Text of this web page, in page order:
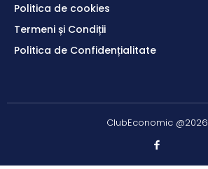
Politica de cookies
Termeni și Condiții
Politica de Confidențialitate
ClubEconomic @2026